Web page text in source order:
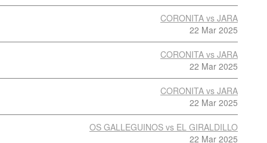
CORONITA vs JARA
22 Mar 2025
CORONITA vs JARA
22 Mar 2025
CORONITA vs JARA
22 Mar 2025
OS GALLEGUINOS vs EL GIRALDILLO
22 Mar 2025